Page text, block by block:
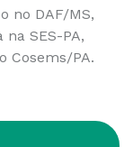
no DAF/MS,
SES-PA,
Cosems/PA.